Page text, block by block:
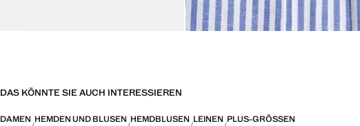
DAS KÖNNTE SIE AUCH INTERESSIEREN
DAMEN HEMDEN UND BLUSEN HEMDBLUSEN LEINEN PLUS-GRÖSSEN